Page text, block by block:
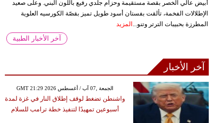
أبيض عالي الخصر بقصة مستقيمة وحزام جلدي رفيع باللون البني. وعلى صعيد
الإطلالات الفخمة، تألقت بفستان أسود طويل تميز بقصّة الكورسيه العلوية
المطرزة بحبيبات الترتر وتنو...
المزيد
آخر الأخبار الطبية
آخر الأخبار
GMT 21:29 2026 الجمعة ,07 آب / أغسطس
واشنطن تضغط لوقف إطلاق النار في غزة لمدة
أسبوعين تمهيدًا لتنفيذ خطة ترامب للسلام